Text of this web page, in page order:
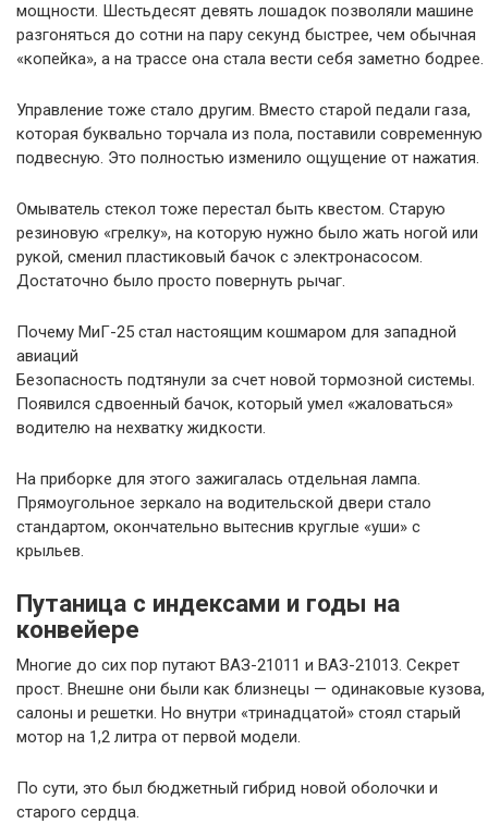
мощности. Шестьдесят девять лошадок позволяли машине
разгоняться до сотни на пару секунд быстрее, чем обычная
«копейка», а на трассе она стала вести себя заметно бодрее.
Управление тоже стало другим. Вместо старой педали газа,
которая буквально торчала из пола, поставили современную
подвесную. Это полностью изменило ощущение от нажатия.
Омыватель стекол тоже перестал быть квестом. Старую
резиновую «грелку», на которую нужно было жать ногой или
рукой, сменил пластиковый бачок с электронасосом.
Достаточно было просто повернуть рычаг.
Почему МиГ-25 стал настоящим кошмаром для западной
авиаций
Безопасность подтянули за счет новой тормозной системы.
Появился сдвоенный бачок, который умел «жаловаться»
водителю на нехватку жидкости.
На приборке для этого зажигалась отдельная лампа.
Прямоугольное зеркало на водительской двери стало
стандартом, окончательно вытеснив круглые «уши» с
крыльев.
Путаница с индексами и годы на
конвейере
Многие до сих пор путают ВАЗ-21011 и ВАЗ-21013. Секрет
прост. Внешне они были как близнецы — одинаковые кузова,
салоны и решетки. Но внутри «тринадцатой» стоял старый
мотор на 1,2 литра от первой модели.
По сути, это был бюджетный гибрид новой оболочки и
старого сердца.